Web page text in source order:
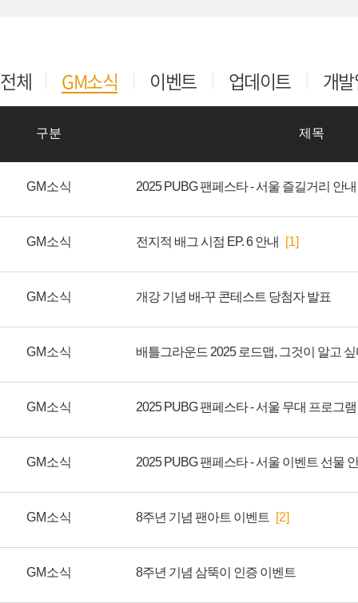
전체 GM소식 이벤트 업데이트 개
구분 제목
GM소식 2025 PUBG 팬페스타 - 서울 즐길거리 안내
GM소식 전지적 배그 시점 EP. 6 안내 [1]
GM소식 개강 기념 배-꾸 콘테스트 당첨자 발표
GM소식 배틀그라운드 2025 로드맵, 그것이 알고 싶
GM소식 2025 PUBG 팬페스타 - 서울 무대 프로그
GM소식 2025 PUBG 팬페스타 - 서울 이벤트 선물
GM소식 8주년 기념 팬아트 이벤트 [2]
GM소식 8주년 기념 삼뚝이 인증 이벤트